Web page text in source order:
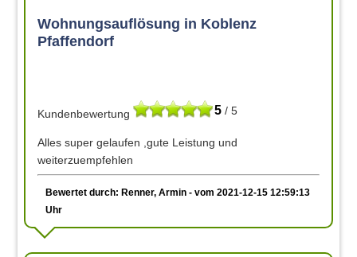
Wohnungsauflösung in Koblenz
Pfaffendorf
5 / 5
Kundenbewertung
Alles super gelaufen ,gute Leistung und
weiterzuempfehlen
Bewertet durch: Renner, Armin - vom 2021-12-15 12:59:13
Uhr